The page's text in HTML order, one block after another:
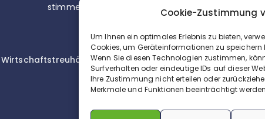
Cookie-Zustimmung
Um Ihnen ein optimales Erlebnis zu bieten,
Cookies, um Geräteinformationen zu
Wenn Sie diesen Technologien zustimmen,
Surfverhalten oder eindeutige IDs auf dieser
Ihre Zustimmung nicht erteilen oder
Merkmale und Funktionen beeinträchtigt
stimme ihnen zu.
Wirtschaftstreuhänder Unternehmensberatung 1230